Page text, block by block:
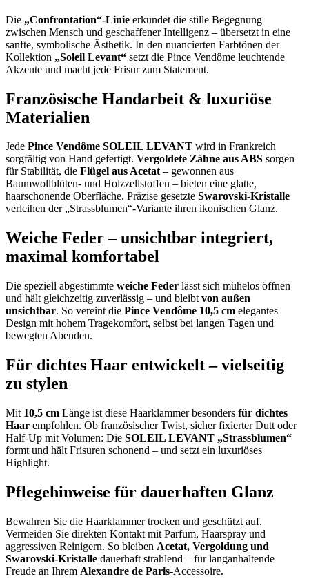
Die „Confrontation“-Linie erkundet die stille Begegnung
zwischen Mensch und geschaffener Intelligenz – übersetzt in eine
sanfte, symbolische Ästhetik. In den nuancierten Farbtönen der
Kollektion „Soleil Levant“ setzt die Pince Vendôme leuchtende
Akzente und macht jede Frisur zum Statement.
Französische Handarbeit & luxuriöse
Materialien
Jede Pince Vendôme SOLEIL LEVANT wird in Frankreich
sorgfältig von Hand gefertigt. Vergoldete Zähne aus ABS sorgen
für Stabilität, die Flügel aus Acetat– gewonnen aus
Baumwollblüten- und Holzzellstoffen – bieten eine glatte,
haarschonende Oberfläche. Präzise gesetzte Swarovski-Kristalle
verleihen der „Strassblumen“-Variante ihren ikonischen Glanz.
Weiche Feder – unsichtbar integriert,
maximal komfortabel
Die speziell abgestimmte weiche Feder lässt sich mühelos öffnen
und hält gleichzeitig zuverlässig – und bleibt von außen
unsichtbar. So vereint die Pince Vendôme 10,5 cm elegantes
Design mit hohem Tragekomfort, selbst bei langen Tagen und
bewegten Abenden.
Für dichtes Haar entwickelt – vielseitig
zu stylen
Mit 10,5 cm Länge ist diese Haarklammer besonders für dichtes
Haar empfohlen. Ob französischer Twist, sicher fixierter Dutt oder
Half-Up mit Volumen: Die SOLEIL LEVANT „Strassblumen“
formt und hält Frisuren schonend – und setzt ein luxuriöses
Highlight.
Pflegehinweise für dauerhaften Glanz
Bewahren Sie die Haarklammer trocken und geschützt auf.
Vermeiden Sie direkten Kontakt mit Parfum, Haarspray und
aggressiven Reinigern. So bleiben Acetat, Vergoldung und
Swarovski-Kristalle dauerhaft strahlend – für langanhaltende
Freude an Ihrem Alexandre de Paris-Accessoire.